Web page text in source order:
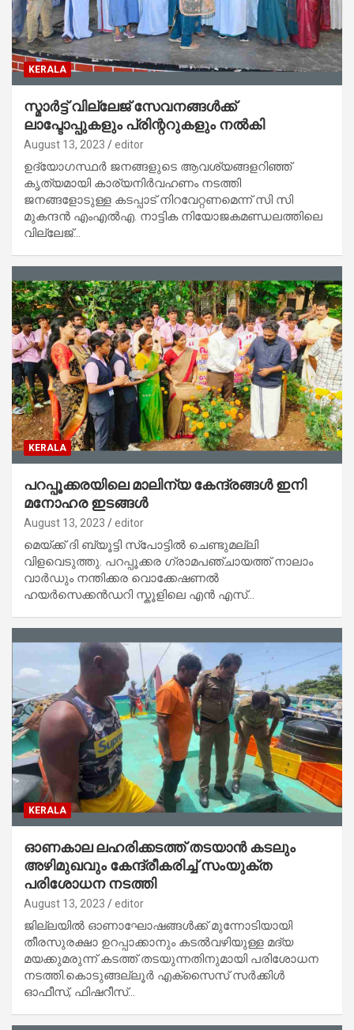
KERALA
സ്മാർട്ട് വില്ലേജ് സേവനങ്ങൾക്ക്
ലാപ്ടോപ്പുകളും പ്രിന്ററുകളും നൽകി
August 13, 2023 editor
ഉദ്യോഗസ്ഥർ ജനങ്ങളുടെ ആവശ്യങ്ങളറിഞ്ഞ്
കൃത്യമായി കാര്യനിർവഹണം നടത്തി
ജനങ്ങളോടുള്ള കടപ്പാട് നിറവേറ്റണമെന്ന് സി സി
മുകന്ദൻ എംഎൽഎ. നാട്ടിക നിയോജകമണ്ഡലത്തിലെ
വില്ലേജ്…
KERALA
പറപ്പൂക്കരയിലെ മാലിന്യ കേന്ദ്രങ്ങൾ ഇനി
മനോഹര ഇടങ്ങൾ
August 13, 2023 editor
മെയ്ക്ക് ദി ബ്യൂട്ടി സ്പോട്ടിൽ ചെണ്ടുമല്ലി
വിളവെടുത്തു. പറപ്പൂക്കര ഗ്രാമപഞ്ചായത്ത് നാലാം
വാർഡും നന്തിക്കര വൊക്കേഷണൽ
ഹയർസെക്കൻഡറി സ്കൂളിലെ എൻ എസ്…
KERALA
ഓണകാല ലഹരിക്കടത്ത് തടയാൻ കടലും
അഴിമുഖവും കേന്ദ്രീകരിച്ച് സംയുക്ത
പരിശോധന നടത്തി
August 13, 2023 editor
ജില്ലയിൽ ഓണാഘോഷങ്ങൾക്ക് മുന്നോടിയായി
തീരസുരക്ഷാ ഉറപ്പാക്കാനും കടൽവഴിയുള്ള മദ്യ
മയക്കുമരുന്ന് കടത്ത് തടയുന്നതിനുമായി പരിശോധന
നടത്തി.കൊടുങ്ങല്ലൂർ എക്‌സൈസ് സർക്കിൾ
ഓഫീസ്, ഫിഷറീസ്…